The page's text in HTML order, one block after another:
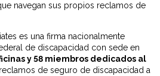
navegan sus propios reclamos de
es una firma nacionalmente
de discapacidad con sede en
y 58 miembros dedicados al
reclamos de seguro de discapacidad a